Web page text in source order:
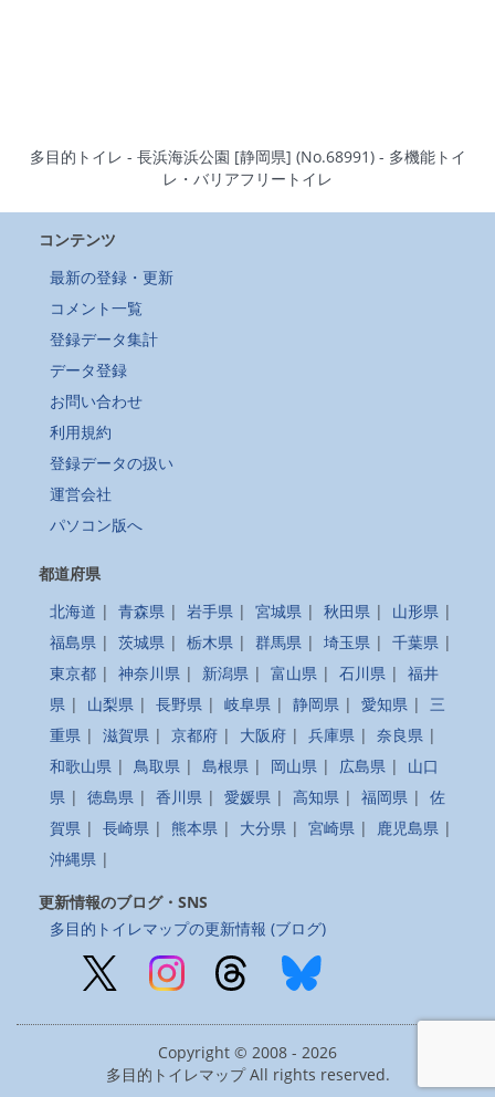
多目的トイレ - 長浜海浜公園 [静岡県] (No.68991) - 多機能トイ
レ・バリアフリートイレ
コンテンツ
最新の登録・更新
コメント一覧
登録データ集計
データ登録
お問い合わせ
利用規約
登録データの扱い
運営会社
パソコン版へ
都道府県
北海道 | 青森県 | 岩手県 | 宮城県 | 秋田県 | 山形県 |
福島県 | 茨城県 | 栃木県 | 群馬県 | 埼玉県 | 千葉県 |
東京都 | 神奈川県 | 新潟県 | 富山県 | 石川県 | 福井
県 | 山梨県 | 長野県 | 岐阜県 | 静岡県 | 愛知県 | 三
重県 | 滋賀県 | 京都府 | 大阪府 | 兵庫県 | 奈良県 |
和歌山県 | 鳥取県 | 島根県 | 岡山県 | 広島県 | 山口
県 | 徳島県 | 香川県 | 愛媛県 | 高知県 | 福岡県 | 佐
賀県 | 長崎県 | 熊本県 | 大分県 | 宮崎県 | 鹿児島県 |
沖縄県 |
更新情報のブログ・SNS
多目的トイレマップの更新情報 (ブログ)
Copyright © 2008 - 2026
多目的トイレマップ All rights reserved.